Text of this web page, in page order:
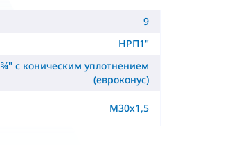
9
НРП1"
¾" с коническим уплотнением
(евроконус)
M30x1,5